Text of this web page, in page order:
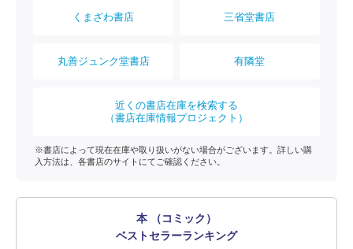
くまざわ書店 三省堂書店
丸善ジュンク堂書店 有隣堂
近くの書店在庫を検索する
（書店在庫情報プロジェクト）
※書店によって現在在庫や取り扱いがない場合がございます。詳しい購
入方法は、各書店のサイトにてご確認ください。
本 （コミック）
ベストセラーランキング